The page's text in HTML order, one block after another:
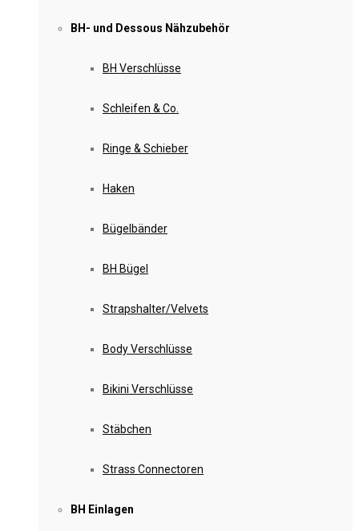
BH- und Dessous Nähzubehör
BH Verschlüsse
Schleifen & Co.
Ringe & Schieber
Haken
Bügelbänder
BH Bügel
Strapshalter/Velvets
Body Verschlüsse
Bikini Verschlüsse
Stäbchen
Strass Connectoren
BH Einlagen